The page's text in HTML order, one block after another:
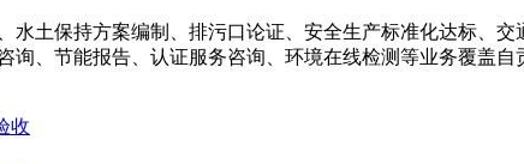
水土保持方案编制、排污口论证、安全生产标准化达标、
、节能报告、认证服务咨询、环境在线检测等业务覆盖自
收